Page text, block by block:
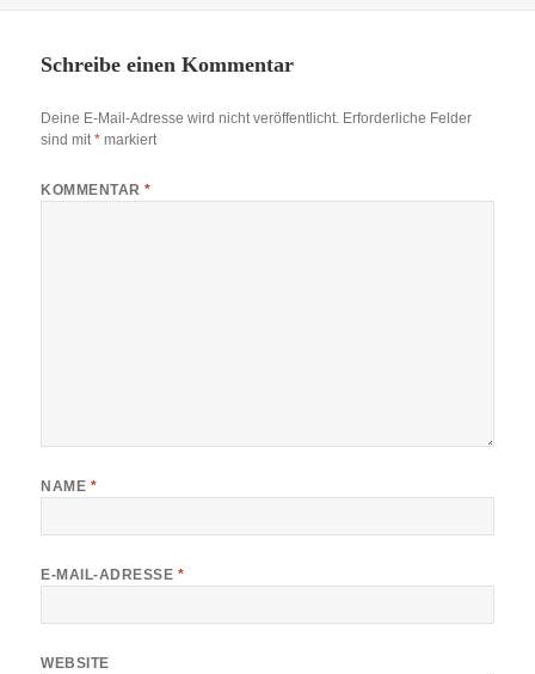
Schreibe einen Kommentar
Deine E-Mail-Adresse wird nicht veröffentlicht. Erforderliche Felder
sind mit* markiert
KOMMENTAR*
NAME *
E-MAIL-ADRESSE *
WEBSITE